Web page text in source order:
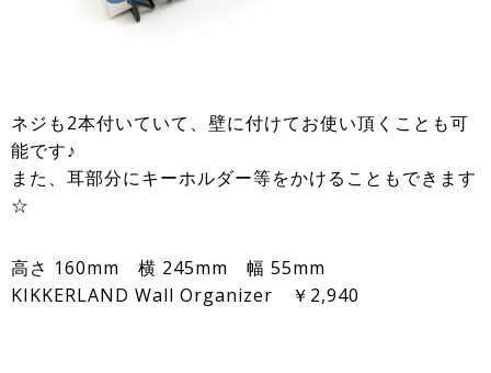
ネジも2本付いていて、壁に付けてお使い頂くことも可
能です♪
また、耳部分にキーホルダー等をかけることもできます
☆
高さ 160mm 横 245mm 幅 55mm
KIKKERLAND Wall Organizer ￥2,940